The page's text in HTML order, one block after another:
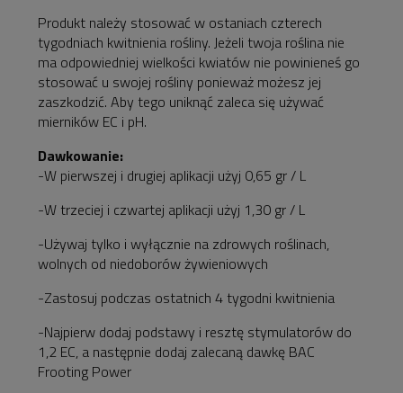
Produkt należy stosować w ostaniach czterech
tygodniach kwitnienia rośliny. Jeżeli twoja roślina nie
ma odpowiedniej wielkości kwiatów nie powinieneś go
stosować u swojej rośliny ponieważ możesz jej
zaszkodzić. Aby tego uniknąć zaleca się używać
mierników EC i pH.
Dawkowanie:
-W pierwszej i drugiej aplikacji użyj 0,65 gr / L
-W trzeciej i czwartej aplikacji użyj 1,30 gr / L
-Używaj tylko i wyłącznie na zdrowych roślinach,
wolnych od niedoborów żywieniowych
-Zastosuj podczas ostatnich 4 tygodni kwitnienia
-Najpierw dodaj podstawy i resztę stymulatorów do
1,2 EC, a następnie dodaj zalecaną dawkę BAC
Frooting Power